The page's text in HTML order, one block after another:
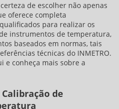
de escolher não apenas
oferece completa
para realizar os
instrumentos de temperatura,
baseados em normas, tais
técnicas do INMETRO.
e conheça mais sobre a
de